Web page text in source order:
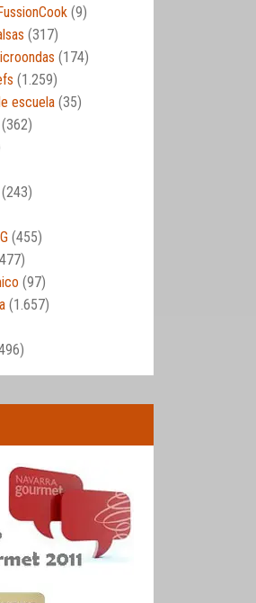
(9)
(317)
(174)
(1.259)
escuela (35)
(362)
(243)
(455)
(97)
(1.657)